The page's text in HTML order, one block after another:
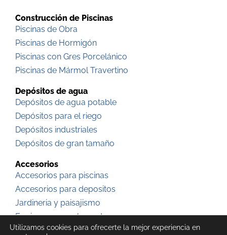
Construcción de Piscinas
Piscinas de Obra
Piscinas de Hormigón
Piscinas con Gres Porcelánico
Piscinas de Mármol Travertino
Depósitos de agua
Depósitos de agua potable
Depósitos para el riego
Depósitos industriales
Depósitos de gran tamaño
Accesorios
Accesorios para piscinas
Accesorios para depositos
Jardineria y paisajismo
Equipos y complementos
Utilizamos cookies para ofrecerte la mejor experiencia en